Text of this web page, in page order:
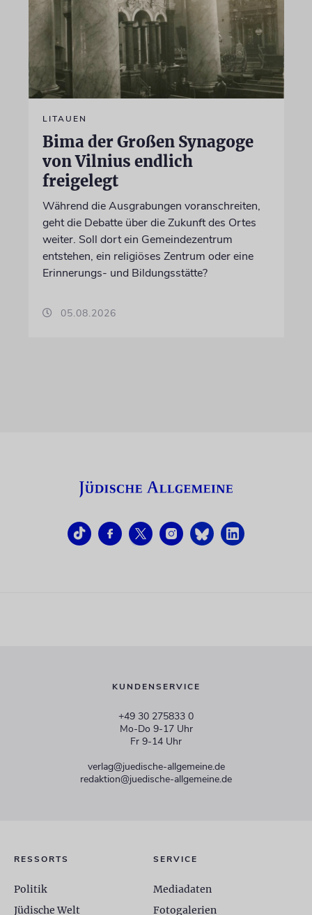
LITAUEN
Bima der Großen Synagoge
von Vilnius endlich
freigelegt
Während die Ausgrabungen voranschreiten,
geht die Debatte über die Zukunft des Ortes
weiter. Soll dort ein Gemeindezentrum
entstehen, ein religiöses Zentrum oder eine
Erinnerungs- und Bildungsstätte?
05.08.2026
KUNDENSERVICE
+49 30 275833 0
Mo-Do 9-17 Uhr
Fr 9-14 Uhr
verlag@juedische-allgemeine.de
redaktion@juedische-allgemeine.de
RESSORTS
Politik
Jüdische Welt
SERVICE
Mediadaten
Fotogalerien